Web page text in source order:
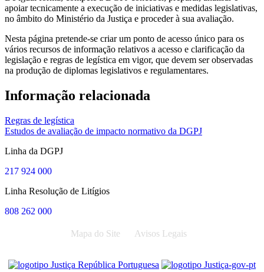
apoiar tecnicamente a execução de iniciativas e medidas legislativas,
no âmbito do Ministério da Justiça e proceder à sua avaliação.
Nesta página pretende-se criar um ponto de acesso único para os
vários recursos de informação relativos a acesso e clarificação da
legislação e regras de legística em vigor, que devem ser observadas
na produção de diplomas legislativos e regulamentares.
Informação relacionada
Regras de legística
Estudos de avaliação de impacto normativo da DGPJ
Linha da DGPJ
217 924 000
Linha Resolução de Litígios
808 262 000
Mapa do Site Avisos Legais